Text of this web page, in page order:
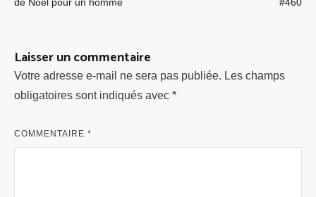
Laisser un commentaire
Votre adresse e-mail ne sera pas publiée. Les champs
obligatoires sont indiqués avec *
COMMENTAIRE *